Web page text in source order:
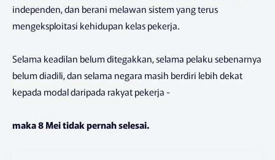
independen, dan berani melawan sistem yang terus
mengeksploitasi kehidupan kelas pekerja.
Selama keadilan belum ditegakkan, selama pelaku sebenarnya
belum diadili, dan selama negara masih berdiri lebih dekat
kepada modal daripada rakyat pekerja -
maka 8 Mei tidak pernah selesai.